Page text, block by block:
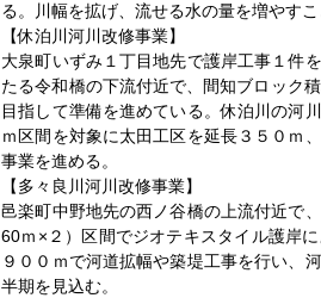
る。川幅を拡げ、流せる水の量を増やす
【休泊川河川改修事業】
大泉町いずみ１丁目地先で護岸工事１件
たる令和橋の下流付近で、間知ブロック
目指して準備を進めている。休泊川の河
ｍ区間を対象に太田工区を延長３５０ｍ
事業を進める。
【多々良川河川改修事業】
邑楽町中野地先の西ノ谷橋の上流付近で
60ｍ×２）区間でジオテキスタイル護岸
９００ｍで河道拡幅や築堤工事を行い、
半期を見込む。